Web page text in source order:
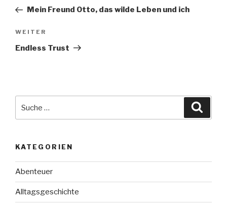
Beitrag
Mein Freund Otto, das wilde Leben und ich
Nächster
Beitrag
WEITER
Endless Trust
nach:
KATEGORIEN
Abenteuer
Alltagsgeschichte